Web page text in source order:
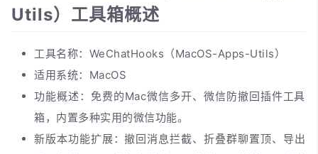
Utils）工具箱概述
工具名称：WeChatHooks（MacOS-Apps-Utils）
适用系统：MacOS
功能概述：免费的Mac微信多开、微信防撤回插件工具
箱，内置多种实用的微信功能。
新版本功能扩展：撤回消息拦截、折叠群聊置顶、导出